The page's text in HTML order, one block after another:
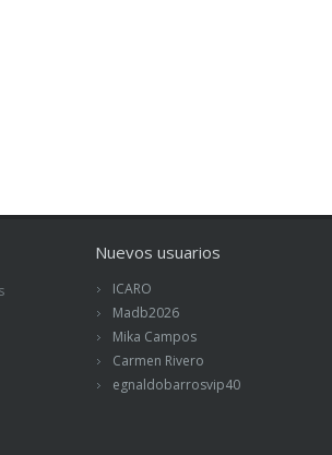
Nuevos usuarios
ICARO
Madb2026
Mika Campos
Carmen Rivero
egnaldobarrosvip40